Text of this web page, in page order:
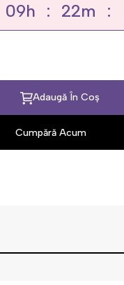
09h 22m
Adaugă În Coș